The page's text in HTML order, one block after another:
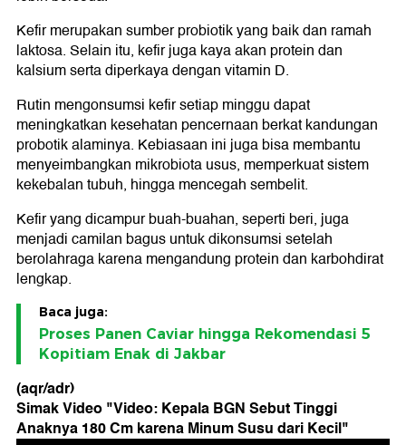
Kefir merupakan sumber probiotik yang baik dan ramah
laktosa. Selain itu, kefir juga kaya akan protein dan
kalsium serta diperkaya dengan vitamin D.
Rutin mengonsumsi kefir setiap minggu dapat
meningkatkan kesehatan pencernaan berkat kandungan
probotik alaminya. Kebiasaan ini juga bisa membantu
menyeimbangkan mikrobiota usus, memperkuat sistem
kekebalan tubuh, hingga mencegah sembelit.
Kefir yang dicampur buah-buahan, seperti beri, juga
menjadi camilan bagus untuk dikonsumsi setelah
berolahraga karena mengandung protein dan karbohdirat
lengkap.
Baca juga:
Proses Panen Caviar hingga Rekomendasi 5
Kopitiam Enak di Jakbar
(aqr/adr)
Simak Video "Video: Kepala BGN Sebut Tinggi
Anaknya 180 Cm karena Minum Susu dari Kecil"